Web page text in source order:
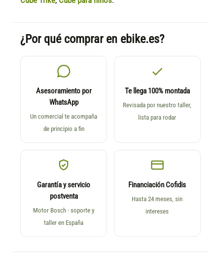
¿Por qué comprar en ebike.es?
Asesoramiento por
WhatsApp
Un comercial te acompaña
de principio a fin
Te llega 100% montada
Revisada por nuestro taller,
lista para rodar
Garantía y servicio
postventa
Motor Bosch · soporte y
taller en España
Financiación Cofidis
Hasta 24 meses, sin
intereses